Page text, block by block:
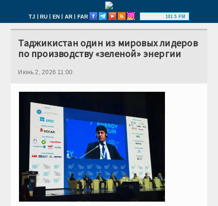
TJ | RU | EN | AR | FAR 101.5 FM
Таджикистан один из мировых лидеров
по производству «зеленой» энергии
Июнь 2, 2026 11:00